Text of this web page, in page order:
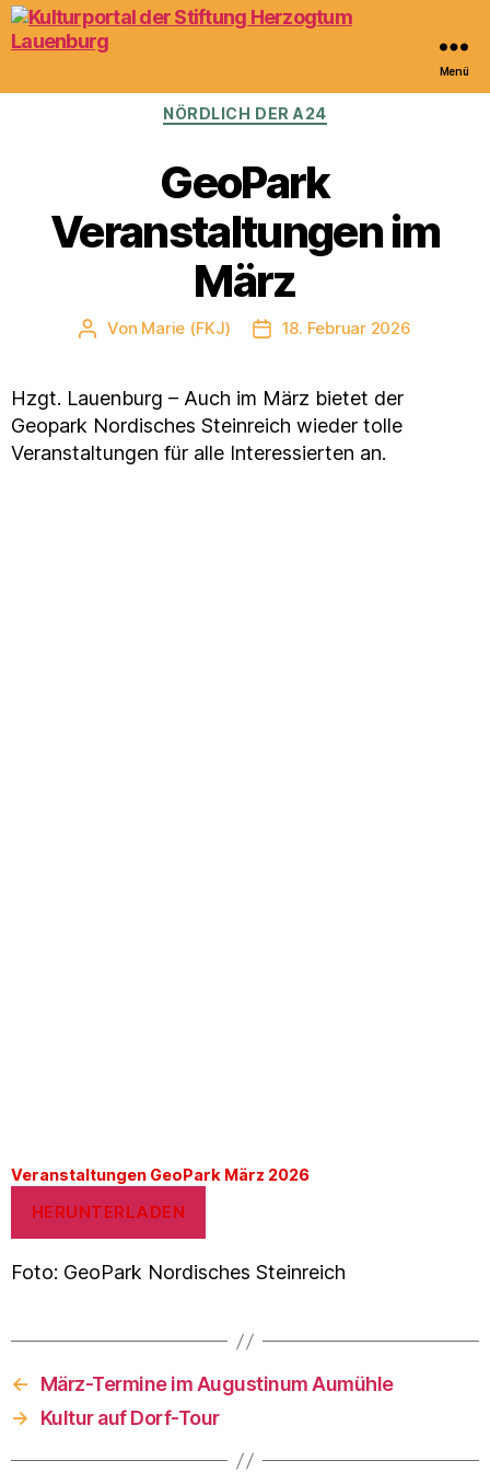
Kulturportal
Menü
Kategorien
NÖRDLICH DER A24
GeoPark
Veranstaltungen im
März
Beitragsautor
Von Marie (FKJ) Veröffentlichungsdatum
18. Februar 2026
Hzgt. Lauenburg – Auch im März bietet der
Geopark Nordisches Steinreich wieder tolle
Veranstaltungen für alle Interessierten an.
Veranstaltungen GeoPark März 2026
HERUNTERLADEN
Foto: GeoPark Nordisches Steinreich
←
März-Termine im Augustinum Aumühle
→
Kultur auf Dorf-Tour